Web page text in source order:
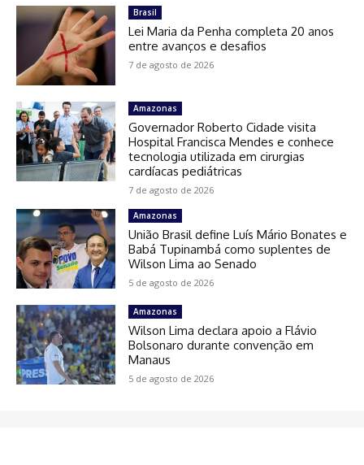
Brasil
Lei Maria da Penha completa 20 anos
entre avanços e desafios
7 de agosto de 2026
Amazonas
Governador Roberto Cidade visita
Hospital Francisca Mendes e conhece
tecnologia utilizada em cirurgias
cardíacas pediátricas
7 de agosto de 2026
Amazonas
União Brasil define Luís Mário Bonates e
Babá Tupinambá como suplentes de
Wilson Lima ao Senado
5 de agosto de 2026
Amazonas
Wilson Lima declara apoio a Flávio
Bolsonaro durante convenção em
Manaus
5 de agosto de 2026